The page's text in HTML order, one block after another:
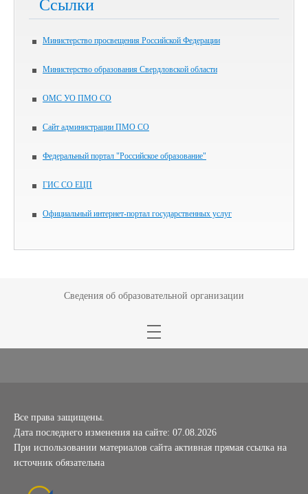
Ссылки
Министерство просвещения Российской Федерации
Министерство образования Свердловской области
ОМС УО ПМО СО
Сайт администрации ПМО СО
Федеральный портал "Российское образование"
ГИС СО ЕЦП
Официальный интернет-портал государственных услуг
Сведения об образовательной организации
Все права защищены.
Дата последнего изменения на сайте: 07.08.2026
При использовании материалов сайта активная прямая ссылка на
источник обязательна